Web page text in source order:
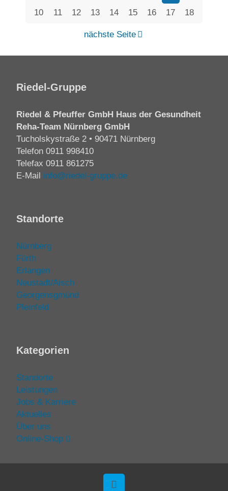
10
11 12 13 14 15 16 17 18
nächste Seite
Riedel-Gruppe
Riedel & Pfeuffer GmbH Haus der Gesundheit
Reha-Team Nürnberg GmbH
Tucholskystraße 2 • 90471 Nürnberg
Telefon 0911 998410
Telefax 0911 861275
E-Mail info@riedel-gruppe.de
Standorte
Nürnberg
Fürth
Erlangen
Neustadt/Aisch
Georgensgmünd
Pleinfeld
Kategorien
Standorte
Leistungen
Jobs & Karriere
Aktuelles
Über uns
Online-Shop